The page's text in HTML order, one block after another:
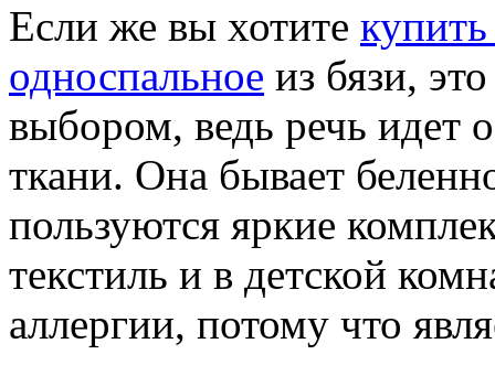
Если же вы хотите
односпальное из бязи,
выбором, ведь речь идет
ткани. Она бывает
пользуются яркие
текстиль и в детской
аллергии, потому что